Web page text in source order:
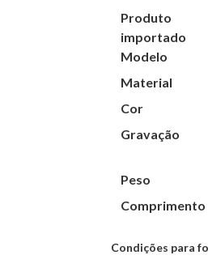
Produto
importado
Modelo
Material
Cor
Gravação
Peso
Comprimento
Condições para